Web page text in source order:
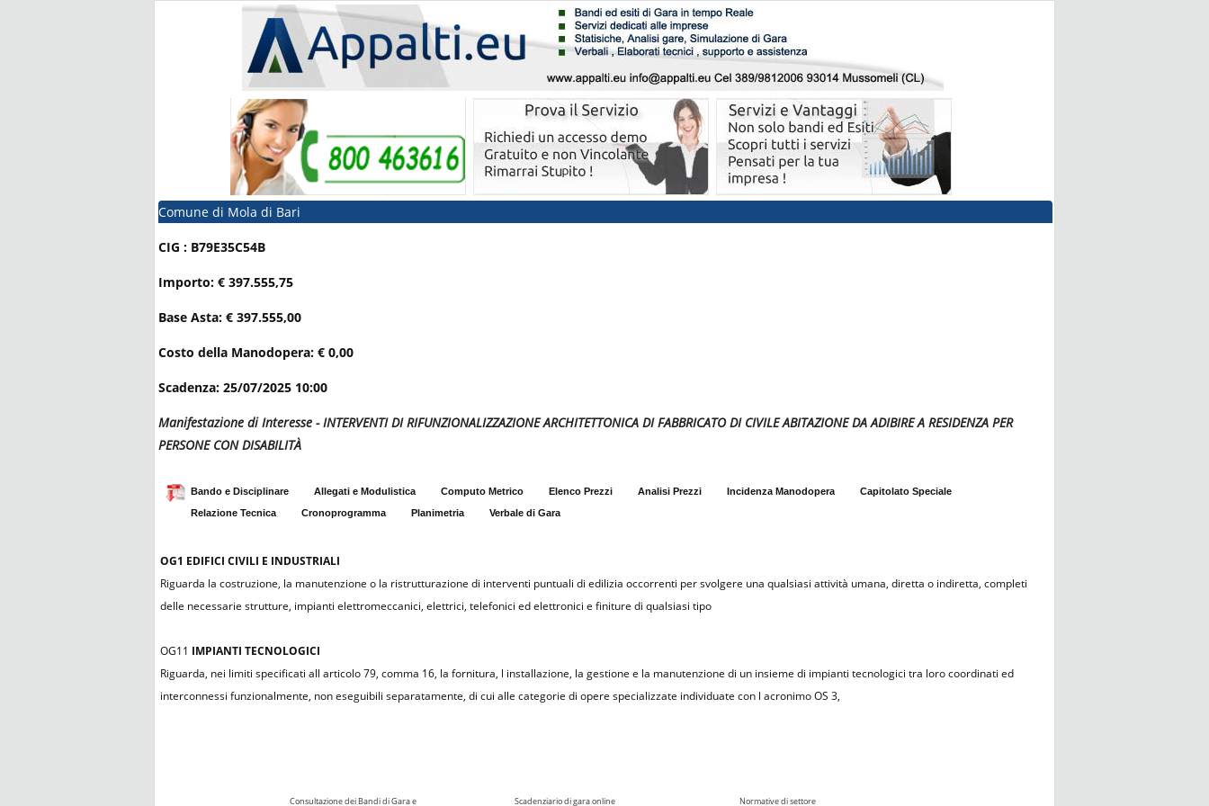
Comune di Mola di Bari
CIG : B79E35C54B
Importo: € 397.555,75
Base Asta: € 397.555,00
Costo della Manodopera: € 0,00
Scadenza: 25/07/2025 10:00
Manifestazione di Interesse - INTERVENTI DI RIFUNZIONALIZZAZIONE ARCHITETTONICA DI FABBRICATO DI CIVILE ABITAZIONE DA ADIBIRE A RESIDENZA PER
PERSONE CON DISABILITÀ
Bando e Disciplinare Allegati e Modulistica Computo Metrico Elenco Prezzi Analisi Prezzi Incidenza Manodopera
Capitolato Speciale
Relazione Tecnica
Cronoprogramma Planimetria Verbale di Gara
OG1 EDIFICI CIVILI E INDUSTRIALI
Riguarda la costruzione, la manutenzione o la ristrutturazione di interventi puntuali di edilizia occorrenti per svolgere una qualsiasi attività umana, diretta o indiretta, completi
delle necessarie strutture, impianti elettromeccanici, elettrici, telefonici ed elettronici e finiture di qualsiasi tipo
OG11 IMPIANTI TECNOLOGICI
Riguarda, nei limiti specificati all articolo 79, comma 16, la fornitura, l installazione, la gestione e la manutenzione di un insieme di impianti tecnologici tra loro coordinati ed
interconnessi funzionalmente, non eseguibili separatamente, di cui alle categorie di opere specializzate individuate con l acronimo OS 3,
Consultazione dei Bandi di Gara e Scadenziario di gara online Normative di settore